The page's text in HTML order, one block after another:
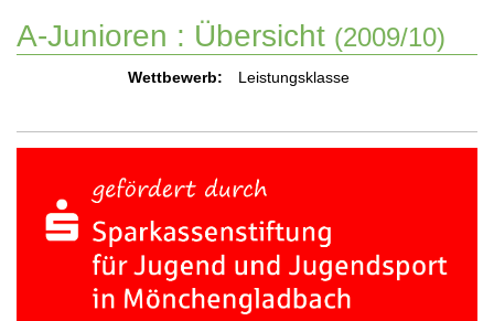
A-Junioren : Übersicht (2009/10)
Wettbewerb: Leistungsklasse